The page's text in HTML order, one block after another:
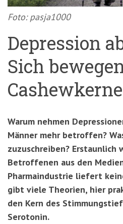
Foto: pasja1000
Depression
Sich
Cashewkerne
Warum nehmen
Männer mehr betroffen?
zuzuschreiben?
Betroffenen aus den
Pharmaindustrie liefert
gibt viele Theorien, hier
den Kern des
Serotonin.